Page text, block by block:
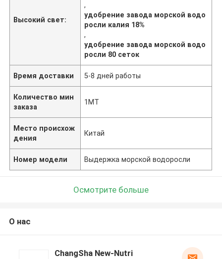
Высокий свет:
,
удобрение завода морской водо
росли калия 18%
,
удобрение завода морской водо
росли 80 сеток
Время доставки 5-8 дней работы
Количество мин
заказа
1МТ
Место происхож
дения
Китай
Номер модели Выдержка морской водоросли
Осмотрите больше
О нас
ChangSha New-Nutri